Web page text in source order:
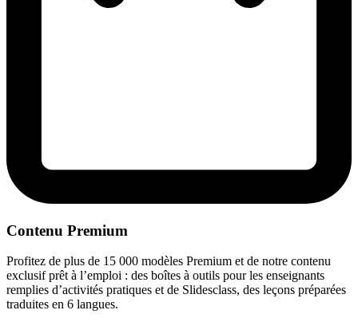
Contenu Premium
Profitez de plus de 15 000 modèles Premium et de notre contenu
exclusif prêt à l’emploi : des boîtes à outils pour les enseignants
remplies d’activités pratiques et de Slidesclass, des leçons préparées
traduites en 6 langues.